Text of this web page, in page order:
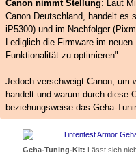
Canon nimmt Stellung: Laut
Canon Deutschland, handelt es
iP5300) und im Nachfolger
Lediglich die Firmware im
Funktionalität zu optimieren".
Jedoch verschweigt Canon, um
handelt und warum durch diese
beziehungsweise das Geha-
Geha-Tuning-Kit: Lässt sich